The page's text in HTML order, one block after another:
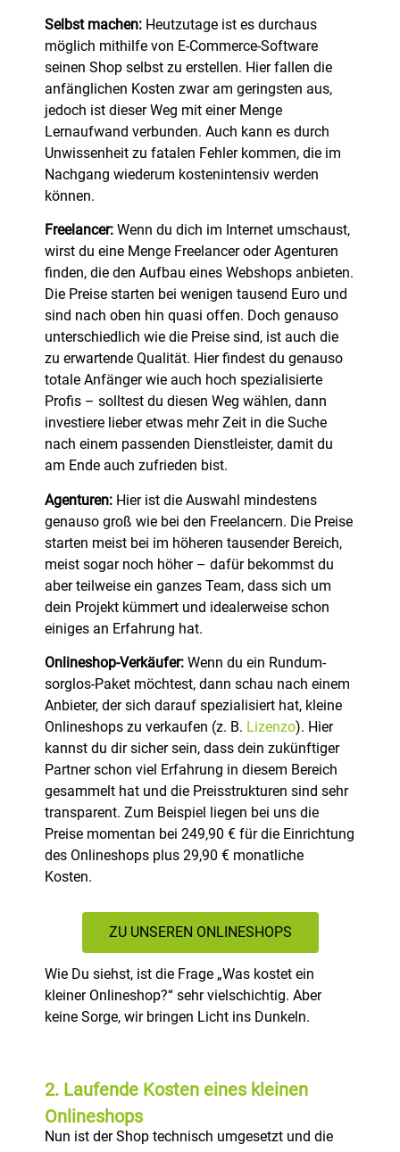
Selbst machen: Heutzutage ist es durchaus
möglich mithilfe von E-Commerce-Software
seinen Shop selbst zu erstellen. Hier fallen die
anfänglichen Kosten zwar am geringsten aus,
jedoch ist dieser Weg mit einer Menge
Lernaufwand verbunden. Auch kann es durch
Unwissenheit zu fatalen Fehler kommen, die im
Nachgang wiederum kostenintensiv werden
können.
Freelancer: Wenn du dich im Internet umschaust,
wirst du eine Menge Freelancer oder Agenturen
finden, die den Aufbau eines Webshops anbieten.
Die Preise starten bei wenigen tausend Euro und
sind nach oben hin quasi offen. Doch genauso
unterschiedlich wie die Preise sind, ist auch die
zu erwartende Qualität. Hier findest du genauso
totale Anfänger wie auch hoch spezialisierte
Profis – solltest du diesen Weg wählen, dann
investiere lieber etwas mehr Zeit in die Suche
nach einem passenden Dienstleister, damit du
am Ende auch zufrieden bist.
Agenturen: Hier ist die Auswahl mindestens
genauso groß wie bei den Freelancern. Die Preise
starten meist bei im höheren tausender Bereich,
meist sogar noch höher – dafür bekommst du
aber teilweise ein ganzes Team, dass sich um
dein Projekt kümmert und idealerweise schon
einiges an Erfahrung hat.
Onlineshop-Verkäufer: Wenn du ein Rundum-
sorglos-Paket möchtest, dann schau nach einem
Anbieter, der sich darauf spezialisiert hat, kleine
Onlineshops zu verkaufen (z. B. Lizenzo). Hier
kannst du dir sicher sein, dass dein zukünftiger
Partner schon viel Erfahrung in diesem Bereich
gesammelt hat und die Preisstrukturen sind sehr
transparent. Zum Beispiel liegen bei uns die
Preise momentan bei 249,90 € für die Einrichtung
des Onlineshops plus 29,90 € monatliche
Kosten.
ZU UNSEREN ONLINESHOPS
Wie Du siehst, ist die Frage „Was kostet ein
kleiner Onlineshop?“ sehr vielschichtig. Aber
keine Sorge, wir bringen Licht ins Dunkeln.
2. Laufende Kosten eines kleinen
Onlineshops
Nun ist der Shop technisch umgesetzt und die